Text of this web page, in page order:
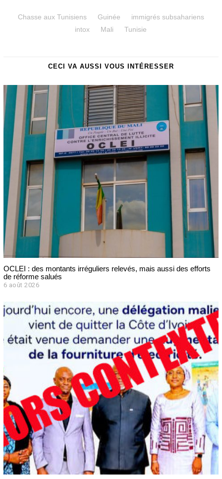
Chasse aux Tunisiens Guinée
immigrés subsahariens
intox
Mali Tunisie
CECI VA AUSSI VOUS INTÉRESSER
OCLEI : des montants irréguliers relevés, mais aussi des efforts
de réforme salués
6 août 2026